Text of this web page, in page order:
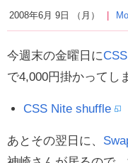
2008年6月 9日 （月）
今週末の金曜日に
で4,000円掛かってし
CSS Nite shuffle
あとその翌日に、